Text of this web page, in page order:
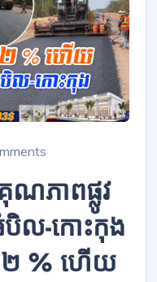
ណភាពផ្លូវ
បិល-កោះកុង
២ % ហើយ